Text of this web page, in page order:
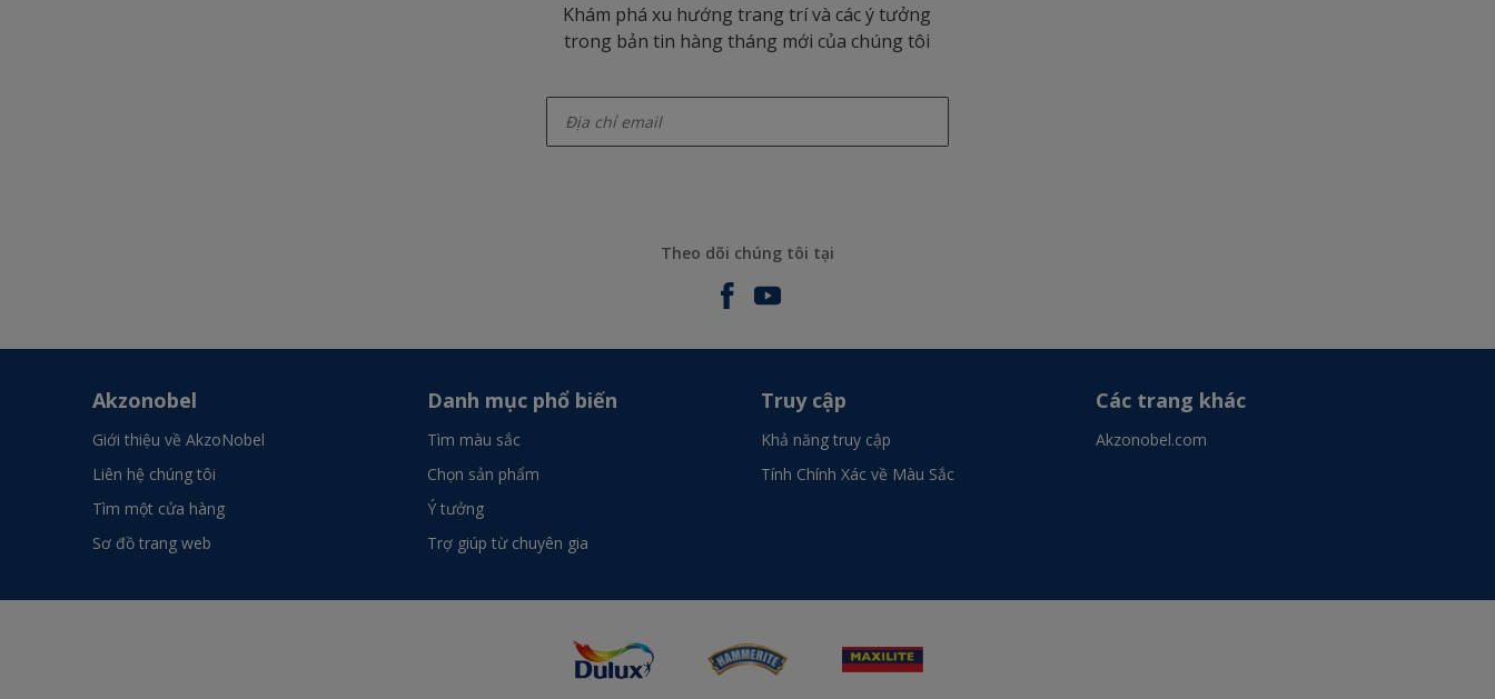
Khám phá xu hướng trang trí và các ý tưởng
trong bản tin hàng tháng mới của chúng tôi
Theo dõi chúng tôi tại
Akzonobel
Giới thiệu về AkzoNobel
Liên hệ chúng tôi
Tìm một cửa hàng
Sơ đồ trang web
Danh mục phổ biến
Tìm màu sắc
Chọn sản phẩm
Ý tưởng
Trợ giúp từ chuyên gia
Truy cập
Khả năng truy cập
Tính Chính Xác về Màu Sắc
Các trang khác
Akzonobel.com